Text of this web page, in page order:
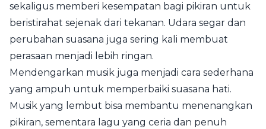
sekaligus memberi kesempatan bagi pikiran untuk
beristirahat sejenak dari tekanan. Udara segar dan
perubahan suasana juga sering kali membuat
perasaan menjadi lebih ringan.
Mendengarkan musik juga menjadi cara sederhana
yang ampuh untuk memperbaiki suasana hati.
Musik yang lembut bisa membantu menenangkan
pikiran, sementara lagu yang ceria dan penuh